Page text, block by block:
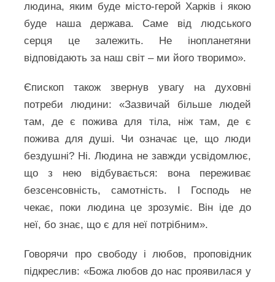
людина, яким буде місто-герой Харків і якою
буде наша держава. Саме від людського
серця це залежить. Не інопланетяни
відповідають за наш світ – ми його творимо».
Єпископ також звернув увагу на духовні
потреби людини: «Зазвичай більше людей
там, де є пожива для тіла, ніж там, де є
пожива для душі. Чи означає це, що люди
бездушні? Ні. Людина не завжди усвідомлює,
що з нею відбувається: вона переживає
безсенсовність, самотність. І Господь не
чекає, поки людина це зрозуміє. Він іде до
неї, бо знає, що є для неї потрібним».
Говорячи про свободу і любов, проповідник
підкреслив: «Божа любов до нас проявилася у